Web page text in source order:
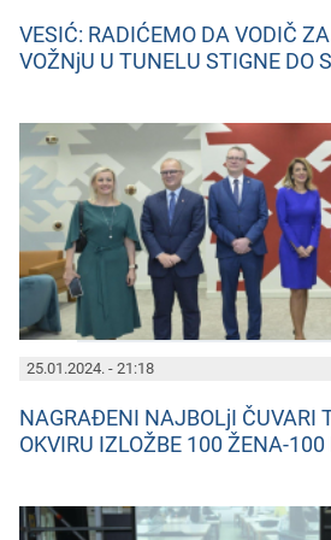
VESIĆ: RADIĆEMO DA VODIČ
VOŽNjU U TUNELU STIGNE DO
25.01.2024. - 21:18
NAGRAĐENI NAJBOLjI ČUVARI
OKVIRU IZLOŽBE 100 ŽENA-